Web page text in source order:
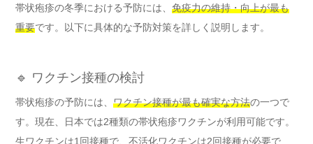
帯状疱疹の冬季における予防には、 免疫力の維持・向上が最も
重要です。以下に具体的な予防対策を詳しく説明します。
🔹 ワクチン接種の検討
帯状疱疹の予防には、 ワクチン接種が最も確実な方法の一つで
す。現在、日本では2種類の帯状疱疹ワクチンが利用可能です。
生ワクチンは1回接種で、不活化ワクチンは2回接種が必要で